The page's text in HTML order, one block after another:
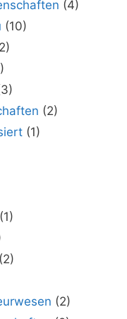
(4)
(10)
(2)
(1)
(1)
(2)
(2)